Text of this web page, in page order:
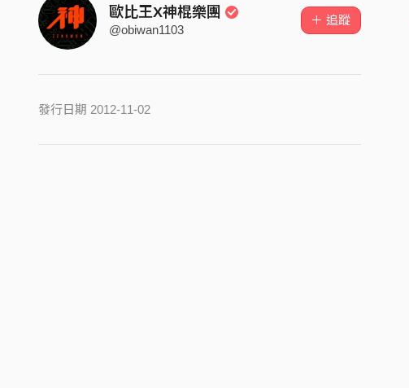
歐比王X神棍樂團
@obiwan1103
＋ 追蹤
發行日期 2012-11-02